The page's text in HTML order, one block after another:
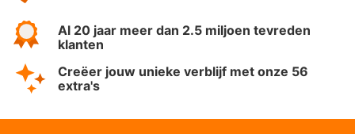
Al 20 jaar meer dan 2.5 miljoen tevreden
klanten
Creëer jouw unieke verblijf met onze 56
extra's